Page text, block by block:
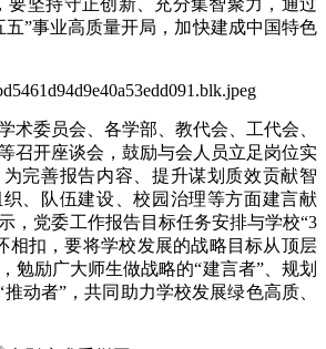
要坚持守正创新、充分集智聚力，通过
五”事业高质量开局，加快建成中国特色
术委员会、各学部、教代会、工代会、
召开座谈会，鼓励与会人员立足岗位实
完善报告内容、提升谋划质效贡献智
、队伍建设、校园治理等方面建言献
，党委工作报告目标任务安排与学校“3
相扣，要将学校发展的战略目标从顶层
勉励广大师生做战略的“建言者”、规划
动者”，共同助力学校发展绿色高质、